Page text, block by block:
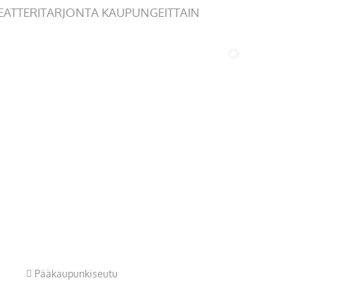
KAUPUNGEITTAIN
Pääkaupunkiseutu